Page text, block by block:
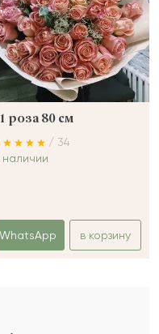
роза 80 см
/ 34
наличии
WhatsApp в корзину